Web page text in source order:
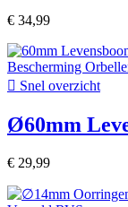
€ 34,99
 Snel overzicht
Ø60mm
€ 29,99